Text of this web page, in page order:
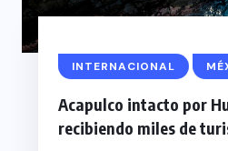
INTERNACIONAL
Acapulco intacto por
recibiendo miles de